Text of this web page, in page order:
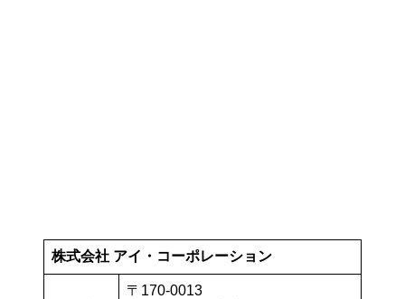
株式会社 アイ・コーポレーション
〒170-0013